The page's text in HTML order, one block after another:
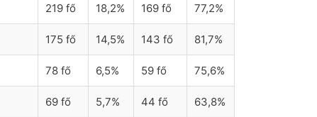
219 fő 18,2% 169 fő 77,2%
175 fő 14,5% 143 fő 81,7%
78 fő 6,5% 59 fő 75,6%
69 fő 5,7% 44 fő 63,8%